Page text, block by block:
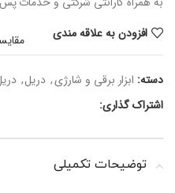
افزودن به علاقه مندی
دسته: ابزار برقی و شارژی, دریل,
اشتراک گذاری:
توضیحات تکمیلی